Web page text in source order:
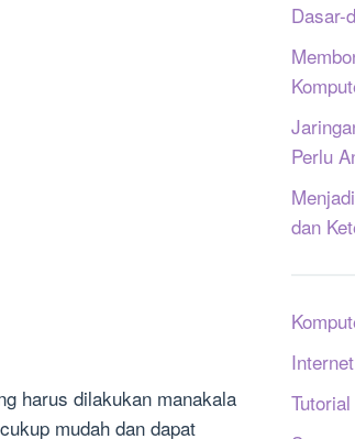
harus dilakukan manakala
mudah dan dapat
Dasar-
Perlu
dan
Internet
Tutorial